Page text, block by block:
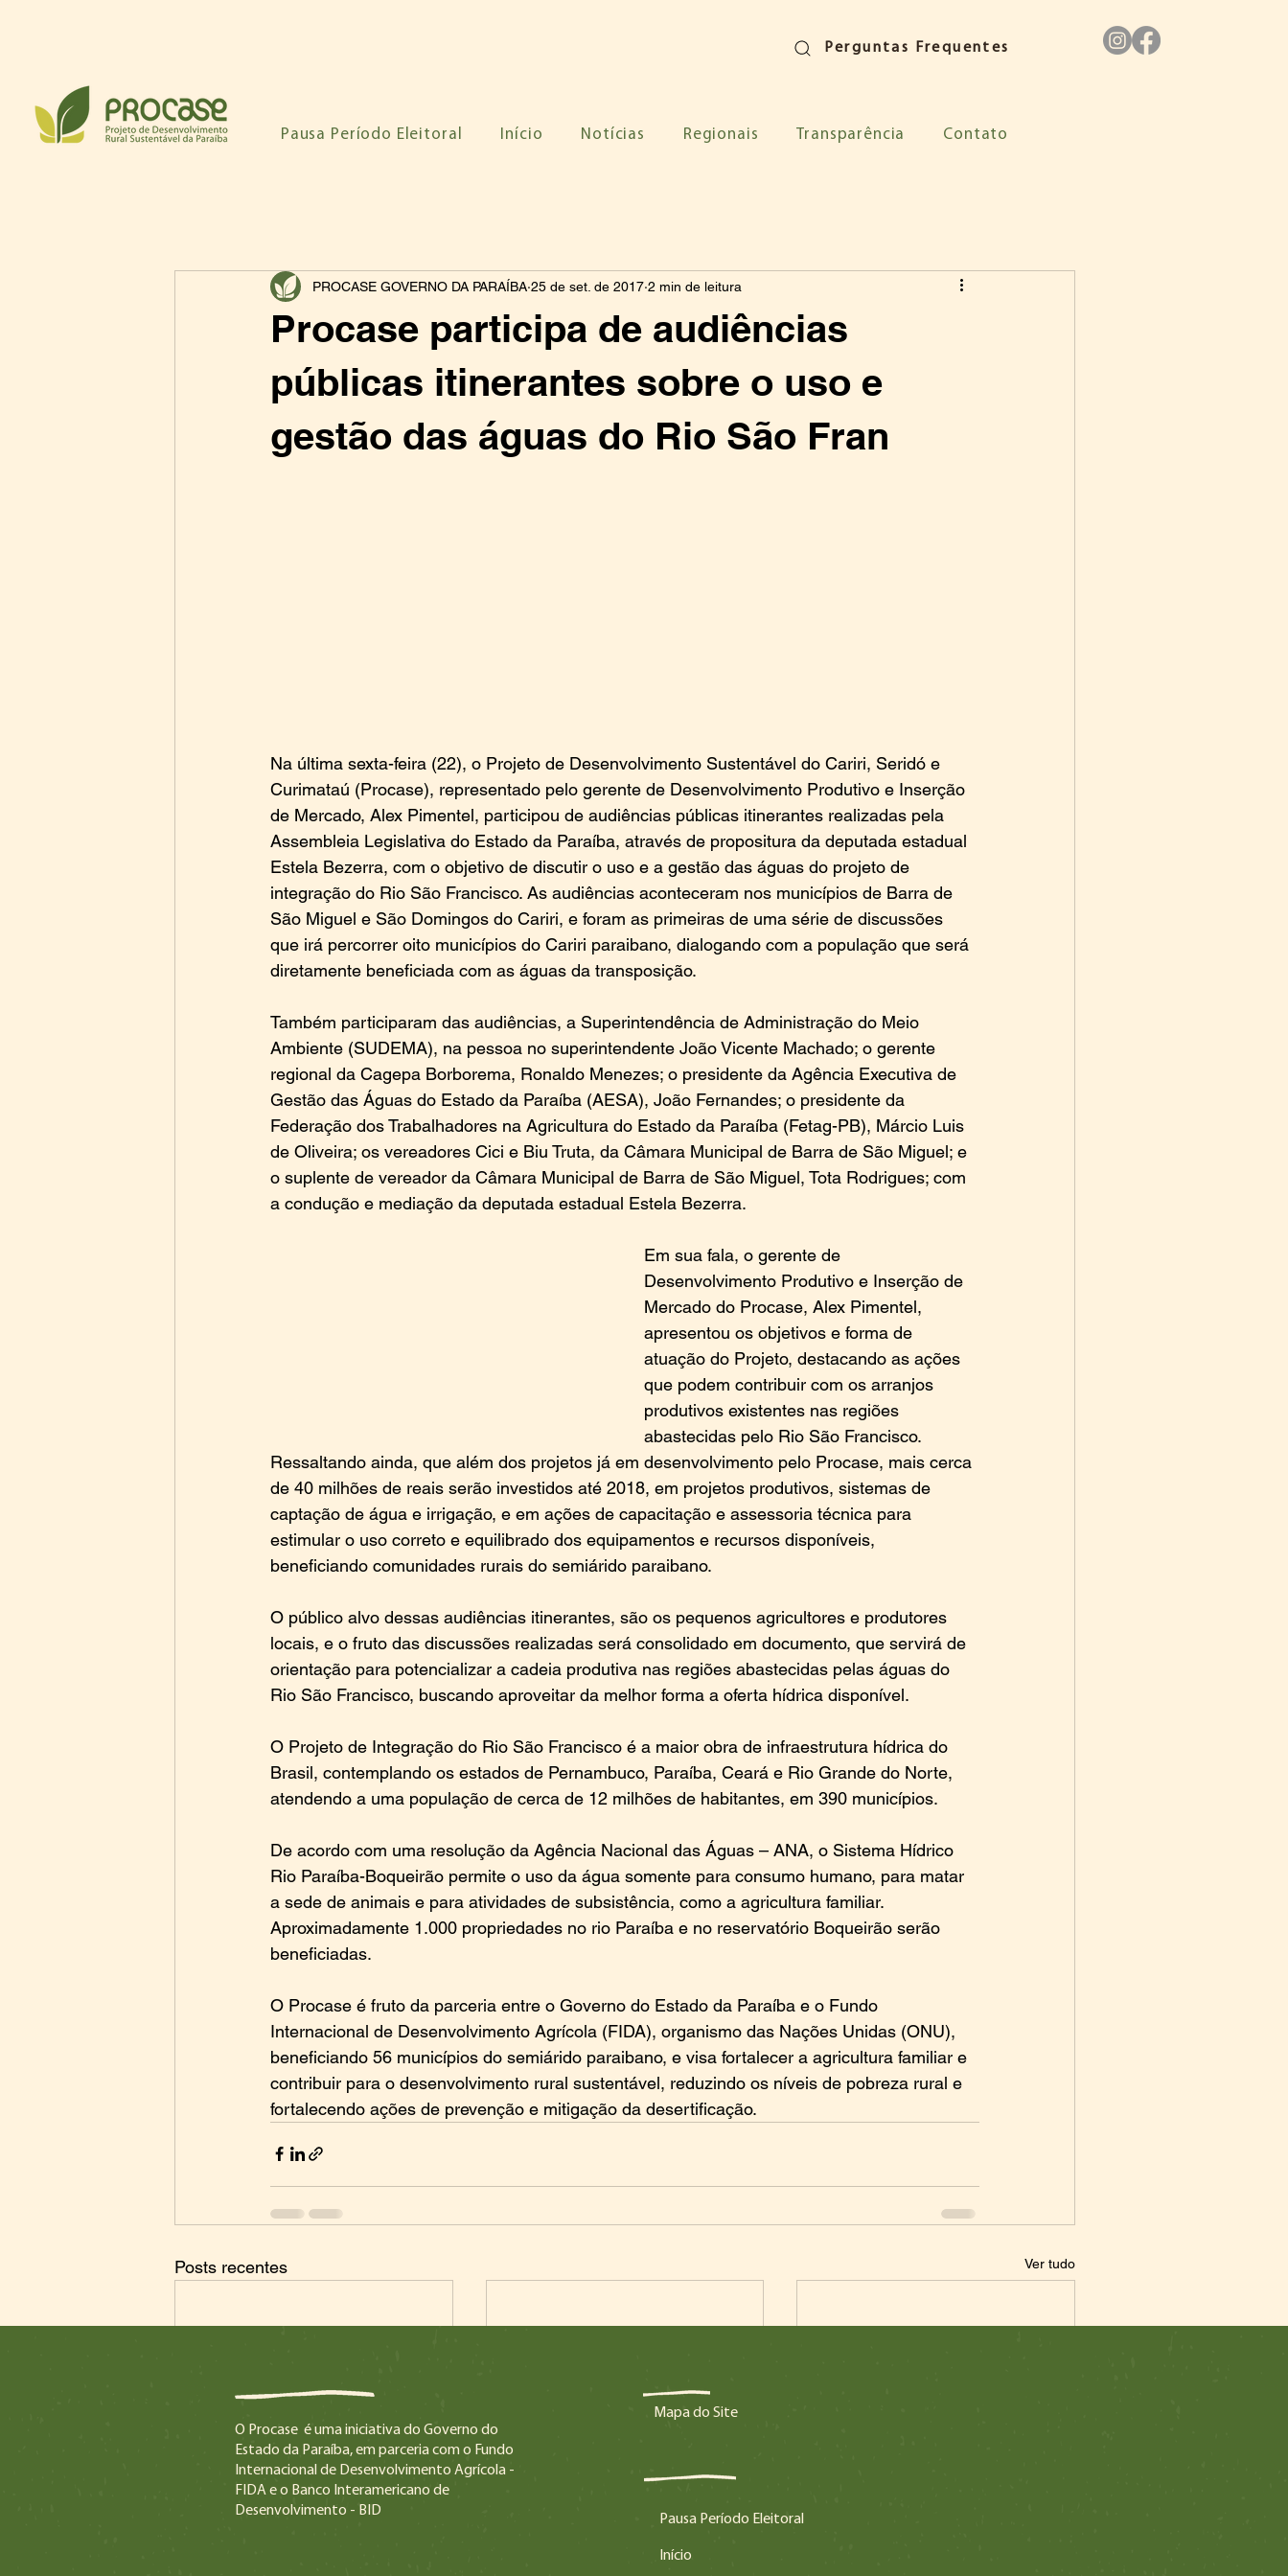
Perguntas Frequentes
Pausa Período Eleitoral Início Notícias Regionais Transparência Contato
Procase participa de audiências
públicas itinerantes sobre o uso e
gestão das águas do Rio São Fran
PROCASE GOVERNO DA PARAÍBA 25 de set. de 2017 2 min de leitura
​Na última sexta-feira (22), o Projeto de Desenvolvimento Sustentável do Cariri, Seridó e
Curimataú (Procase), representado pelo gerente de Desenvolvimento Produtivo e Inserção
de Mercado, Alex Pimentel, participou de audiências públicas itinerantes realizadas pela
Assembleia Legislativa do Estado da Paraíba, através de propositura da deputada estadual
Estela Bezerra, com o objetivo de discutir o uso e a gestão das águas do projeto de
integração do Rio São Francisco. As audiências aconteceram nos municípios de Barra de
São Miguel e São Domingos do Cariri, e foram as primeiras de uma série de discussões
que irá percorrer oito municípios do Cariri paraibano, dialogando com a população que será
diretamente beneficiada com as águas da transposição.
Também participaram das audiências, a Superintendência de Administração do Meio
Ambiente (SUDEMA), na pessoa no superintendente João Vicente Machado; o gerente
regional da Cagepa Borborema, Ronaldo Menezes; o presidente da Agência Executiva de
Gestão das Águas do Estado da Paraíba (AESA), João Fernandes; o presidente da
Federação dos Trabalhadores na Agricultura do Estado da Paraíba (Fetag-PB), Márcio Luis
de Oliveira; os vereadores Cici e Biu Truta, da Câmara Municipal de Barra de São Miguel; e
o suplente de vereador da Câmara Municipal de Barra de São Miguel, Tota Rodrigues; com
a condução e mediação da deputada estadual Estela Bezerra.
Em sua fala, o gerente de
Desenvolvimento Produtivo e Inserção de
Mercado do Procase, Alex Pimentel,
apresentou os objetivos e forma de
atuação do Projeto, destacando as ações
que podem contribuir com os arranjos
produtivos existentes nas regiões
abastecidas pelo Rio São Francisco.
Ressaltando ainda, que além dos projetos já em desenvolvimento pelo Procase, mais cerca
de 40 milhões de reais serão investidos até 2018, em projetos produtivos, sistemas de
captação de água e irrigação, e em ações de capacitação e assessoria técnica para
estimular o uso correto e equilibrado dos equipamentos e recursos disponíveis,
beneficiando comunidades rurais do semiárido paraibano.
O público alvo dessas audiências itinerantes, são os pequenos agricultores e produtores
locais, e o fruto das discussões realizadas será consolidado em documento, que servirá de
orientação para potencializar a cadeia produtiva nas regiões abastecidas pelas águas do
Rio São Francisco, buscando aproveitar da melhor forma a oferta hídrica disponível.
O Projeto de Integração do Rio São Francisco é a maior obra de infraestrutura hídrica do
Brasil, contemplando os estados de Pernambuco, Paraíba, Ceará e Rio Grande do Norte,
atendendo a uma população de cerca de 12 milhões de habitantes, em 390 municípios.
De acordo com uma resolução da Agência Nacional das Águas – ANA, o Sistema Hídrico
Rio Paraíba-Boqueirão permite o uso da água somente para consumo humano, para matar
a sede de animais e para atividades de subsistência, como a agricultura familiar.
Aproximadamente 1.000 propriedades no rio Paraíba e no reservatório Boqueirão serão
beneficiadas.
O Procase é fruto da parceria entre o Governo do Estado da Paraíba e o Fundo
Internacional de Desenvolvimento Agrícola (FIDA), organismo das Nações Unidas (ONU),
beneficiando 56 municípios do semiárido paraibano, e visa fortalecer a agricultura familiar e
contribuir para o desenvolvimento rural sustentável, reduzindo os níveis de pobreza rural e
fortalecendo ações de prevenção e mitigação da desertificação.
Posts recentes Ver tudo
O Procase é uma iniciativa do Governo do
Estado da Paraíba, em parceria com o Fundo
Internacional de Desenvolvimento Agrícola -
FIDA e o Banco Interamericano de
Desenvolvimento - BID
Mapa do Site
Pausa Período Eleitoral
Início